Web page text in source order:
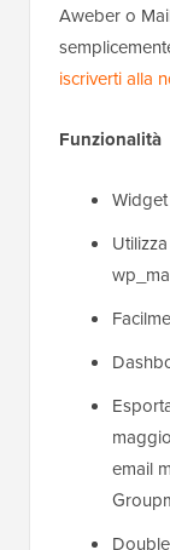
Aweber o
iscriverti alla
Funzionalità
email